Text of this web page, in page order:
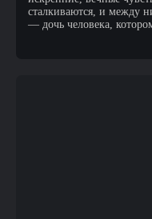
сталкиваются, и между
— дочь человека,